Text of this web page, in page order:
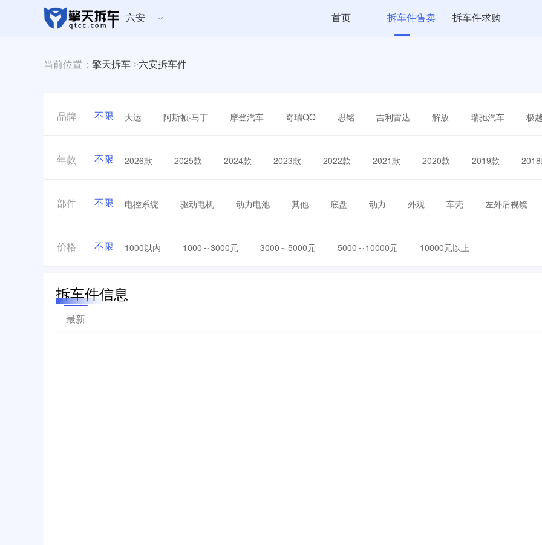
六安 首页 拆车件售卖 拆车件求购
当前位置： 擎天拆车 >六安拆车件
品牌 不限 大运 阿斯顿·马丁 摩登汽车 奇瑞QQ 思铭 吉利雷达 解放 瑞驰汽车 极
年款 不限 2026款 2025款 2024款 2023款 2022款 2021款 2020款 2019款
部件 不限 电控系统 驱动电机 动力电池 其他 底盘 动力 外观 车壳 左外后视镜
价格 不限 1000以内 1000～3000元 3000～5000元 5000～10000元 10000元以上
拆车件信息
最新